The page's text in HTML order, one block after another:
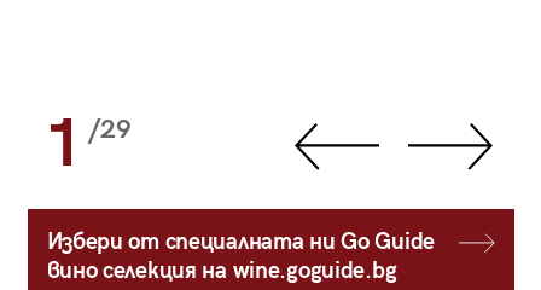
1 /29
Избери от специалната ни Go Guide
вино селекция на wine.goguide.bg